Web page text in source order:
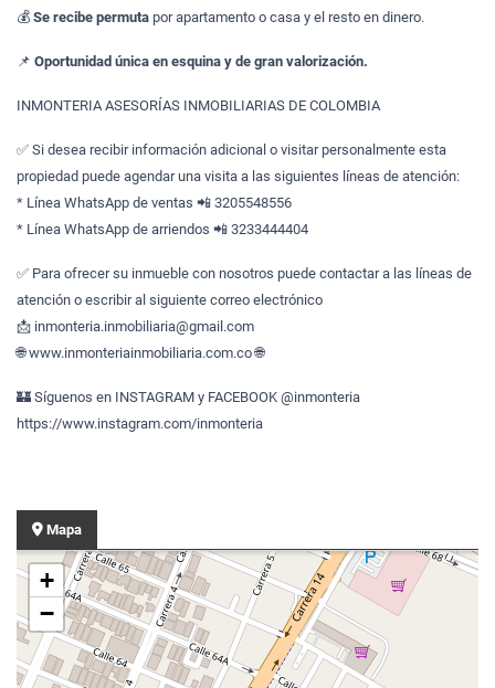
💰 Se recibe permuta por apartamento o casa y el resto en dinero.
📌 Oportunidad única en esquina y de gran valorización.
INMONTERIA ASESORÍAS INMOBILIARIAS DE COLOMBIA
✅ Si desea recibir información adicional o visitar personalmente esta
propiedad puede agendar una visita a las siguientes líneas de atención:
* Línea WhatsApp de ventas 📲 3205548556
* Línea WhatsApp de arriendos 📲 3233444404
✅ Para ofrecer su inmueble con nosotros puede contactar a las líneas de
atención o escribir al siguiente correo electrónico
📩 inmonteria.inmobiliaria@gmail.com
🌐 www.inmonteriainmobiliaria.com.co 🌐
🏰 Síguenos en INSTAGRAM y FACEBOOK @inmonteria
https://www.instagram.com/inmonteria
Mapa
+
−